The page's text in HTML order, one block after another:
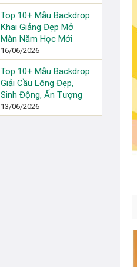
Top 10+ Mẫu Backdrop
Khai Giảng Đẹp Mở
Màn Năm Học Mới
16/06/2026
Top 10+ Mẫu Backdrop
Giải Cầu Lông Đẹp,
Sinh Động, Ấn Tượng
13/06/2026